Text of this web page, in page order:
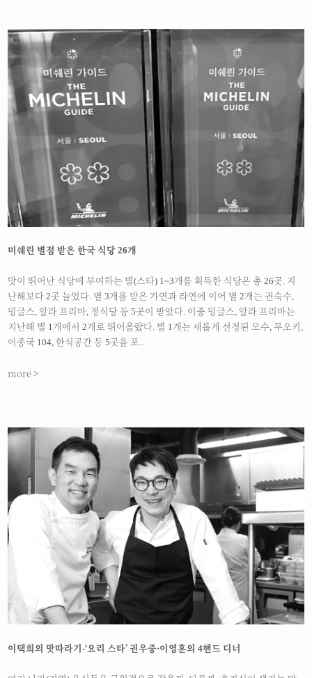
미쉐린 별점 받은 한국 식당 26개
맛이 뛰어난 식당에 부여하는 별(스타) 1~3개를 획득한 식당은 총 26곳. 지
난해보다 2곳 늘었다. 별 3개를 받은 가연과 라연에 이어 별 2개는 권숙수,
밍글스, 알라 프리마, 정식당 등 5곳이 받았다. 이중 밍글스, 알라 프리마는
지난해 별 1개에서 2개로 뛰어올랐다. 별 1개는 새롭게 선정된 모수, 무오키,
이종국 104, 한식공간 등 5곳을 포..
more >
이택희의 맛따라기-‘요리 스타’ 권우중·이영훈의 4핸드 디너